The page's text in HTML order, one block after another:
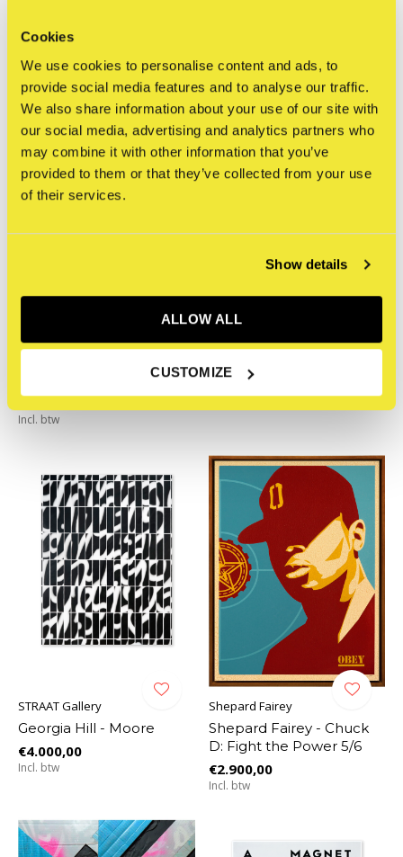
Cookies
We use cookies to personalise content and ads, to
provide social media features and to analyse our traffic.
We also share information about your use of our site with
our social media, advertising and analytics partners who
may combine it with other information that you’ve
provided to them or that they’ve collected from your use
of their services.
Show details
ALLOW ALL
CUSTOMIZE
STRAAT Museum
PJay (Baby Angel, GVB,
TBH) Frith - Mega Toys,
€180,00
Incl. btw
Faith XLVII - In Three
Moons - Tapestry III
€3.000,00
Incl. btw
STRAAT Gallery
Georgia Hill - Moore
€4.000,00
Incl. btw
Shepard Fairey
Shepard Fairey - Chuck
D: Fight the Power 5/6
€2.900,00
Incl. btw